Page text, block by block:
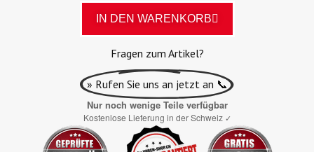
IN DEN WARENKORB
Fragen zum Artikel?
» Rufen Sie uns an jetzt an 📞
Nur noch wenige Teile verfügbar
Kostenlose Lieferung in der Schweiz ✓